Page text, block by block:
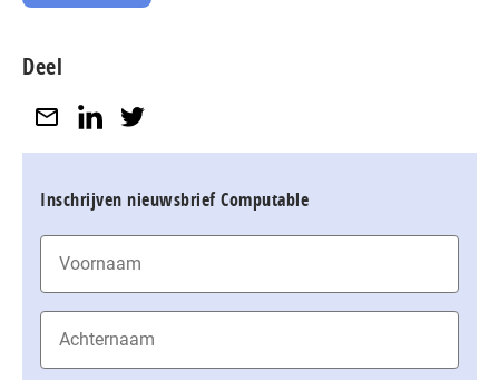
Deel
Inschrijven nieuwsbrief Computable